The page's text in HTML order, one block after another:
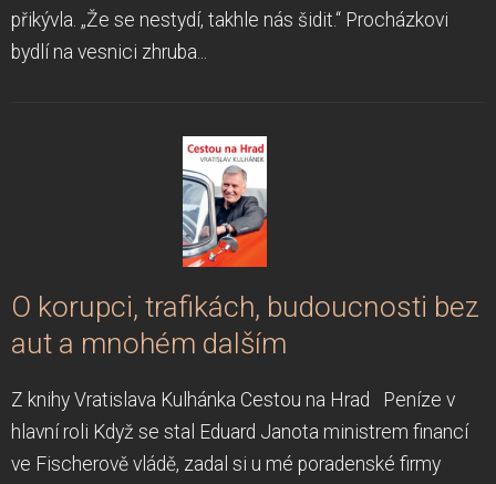
přikývla. „Že se nestydí, takhle nás šidit.“ Procházkovi
bydlí na vesnici zhruba...
O korupci, trafikách, budoucnosti bez
aut a mnohém dalším
Z knihy Vratislava Kulhánka Cestou na Hrad Peníze v
hlavní roli Když se stal Eduard Janota ministrem financí
ve Fischerově vládě, zadal si u mé poradenské firmy